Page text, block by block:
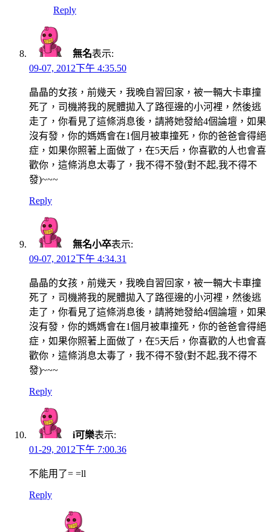
Reply
無名表示:
09-07, 2012下午 4:35.50
晶晶的女孩，前幾天，我晚自習回家，被一輛大卡車撞
死了，司機將我的屍體拋入了路徑邊的小河裡，然後逃
走了，你看見了這條消息後，請將她發給4個論壇，如果
沒有發，你的媽媽會在1個月被車撞死，你的爸爸會得絕
症，如果你照著上面做了，在5天后，你喜歡的人也會喜
歡你，這條消息太毒了，我不得不發(對不起,我不得不
發)~~~
Reply
無名小卒表示:
09-07, 2012下午 4:34.31
晶晶的女孩，前幾天，我晚自習回家，被一輛大卡車撞
死了，司機將我的屍體拋入了路徑邊的小河裡，然後逃
走了，你看見了這條消息後，請將她發給4個論壇，如果
沒有發，你的媽媽會在1個月被車撞死，你的爸爸會得絕
症，如果你照著上面做了，在5天后，你喜歡的人也會喜
歡你，這條消息太毒了，我不得不發(對不起,我不得不
發)~~~
Reply
i可樂表示:
01-29, 2012下午 7:00.36
不能用了= =ll
Reply